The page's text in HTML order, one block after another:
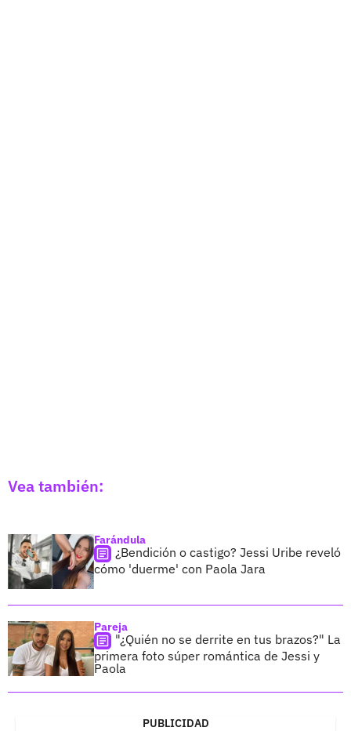
Vea también:
Farándula
¿Bendición o castigo? Jessi Uribe reveló
cómo 'duerme' con Paola Jara
Pareja
"¿Quién no se derrite en tus brazos?" La
primera foto súper romántica de Jessi y
Paola
PUBLICIDAD